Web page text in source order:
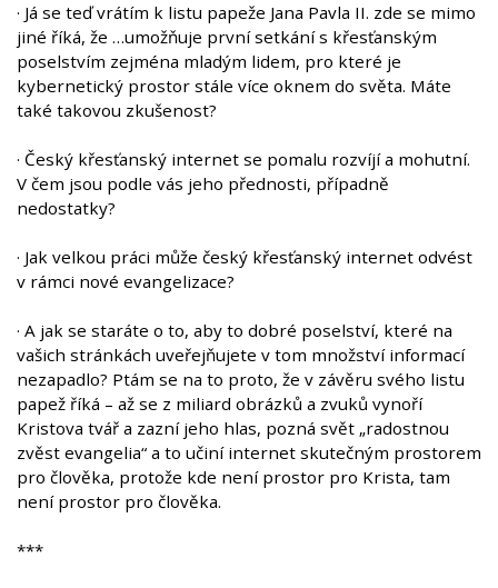
· Já se teď vrátím k listu papeže Jana Pavla II. zde se mimo
jiné říká, že …umožňuje první setkání s křesťanským
poselstvím zejména mladým lidem, pro které je
kybernetický prostor stále více oknem do světa. Máte
také takovou zkušenost?
· Český křesťanský internet se pomalu rozvíjí a mohutní.
V čem jsou podle vás jeho přednosti, případně
nedostatky?
· Jak velkou práci může český křesťanský internet odvést
v rámci nové evangelizace?
· A jak se staráte o to, aby to dobré poselství, které na
vašich stránkách uveřejňujete v tom množství informací
nezapadlo? Ptám se na to proto, že v závěru svého listu
papež říká – až se z miliard obrázků a zvuků vynoří
Kristova tvář a zazní jeho hlas, pozná svět „radostnou
zvěst evangelia“ a to učiní internet skutečným prostorem
pro člověka, protože kde není prostor pro Krista, tam
není prostor pro člověka.
***